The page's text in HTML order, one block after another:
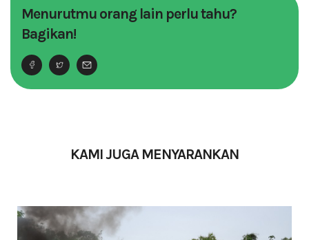
Menurutmu orang lain perlu tahu?
Bagikan!
KAMI JUGA MENYARANKAN